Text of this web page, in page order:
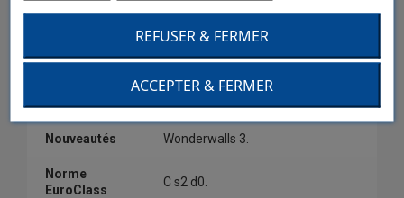
Vinyle sur intissé.
Collection Wonderwalls 3.
Nouveautés Wonderwalls 3.
Norme
EuroClass
C s2 d0.
REFUSER & FERMER
ACCEPTER & FERMER